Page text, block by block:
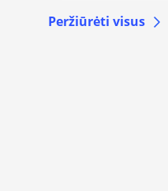
Peržiūrėti visus